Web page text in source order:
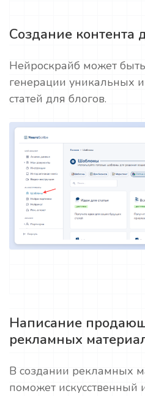
Создание контента
Нейроскрайб может
генерации уникальных
статей для блогов.
Написание
рекламных
В создании рекламных
поможет искусственный